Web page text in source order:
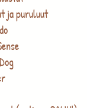
ja puruluut